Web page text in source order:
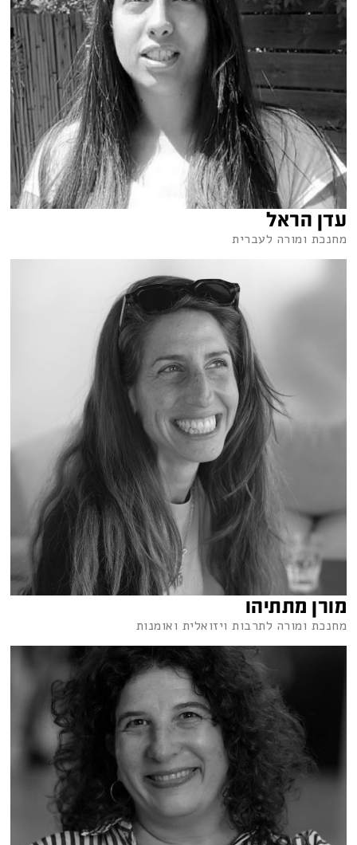
עדן הראל
מחנכת ומורה לעברית
מורן מתתיהו
מחנכת ומורה לתרבות ויזואלית ואומנות